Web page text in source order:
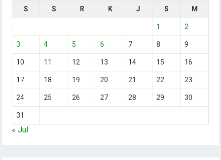
S
S R K J S M
1 2
3 4 5 6 7 8 9
10 11 12 13 14 15 16
17 18 19 20 21 22 23
24 25 26 27 28 29 30
31
« Jul